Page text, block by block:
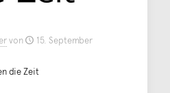
von
15. September
die Zeit